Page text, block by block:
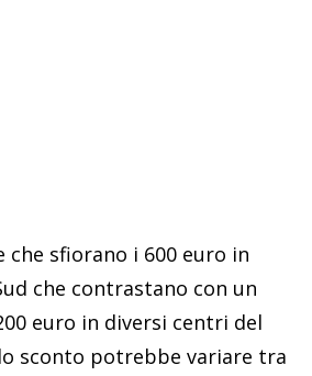
che sfiorano i 600 euro in
che contrastano con un
euro in diversi centri del
sconto potrebbe variare tra